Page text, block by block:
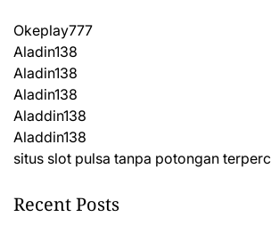
Okeplay777
Aladin138
Aladin138
Aladin138
Aladdin138
Aladdin138
situs slot pulsa tanpa potongan
Recent Posts